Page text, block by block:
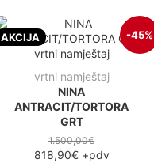
AKCIJA -45%
vrtni namještaj
NINA
ANTRACIT/TORTORA
GRT
1.500,00€
818,90€+pdv